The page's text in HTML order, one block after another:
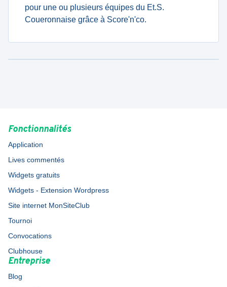
pour une ou plusieurs équipes du Et.S.
Coueronnaise grâce à Score'n'co.
Fonctionnalités
Application
Lives commentés
Widgets gratuits
Widgets - Extension Wordpress
Site internet MonSiteClub
Tournoi
Convocations
Clubhouse
Entreprise
Blog